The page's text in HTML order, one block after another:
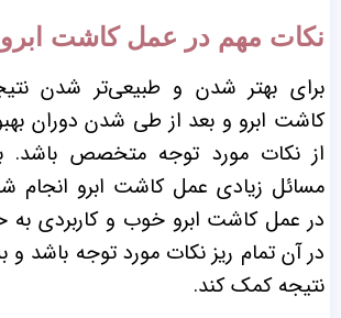
نکات مهم در عمل کاشت ابرو
برای بهتر شدن و طبیعی‌تر شدن
کاشت ابرو و بعد از طی شدن دوران
از نکات مورد توجه متخصص باشد.
مسائل زیادی عمل کاشت ابرو انجام
در عمل کاشت ابرو خوب و کاربردی
در آن تمام ریز نکات مورد توجه باشد
نتیجه کمک کند.